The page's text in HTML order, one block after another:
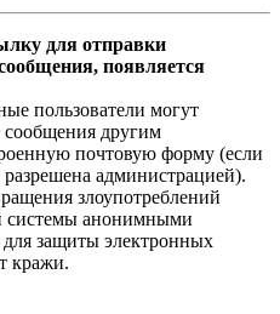
для отправки
появляется
пользователи могут
сообщения другим
почтовую форму (если
администрацией).
злоупотреблений
системы анонимными
для защиты электронных
кражи.